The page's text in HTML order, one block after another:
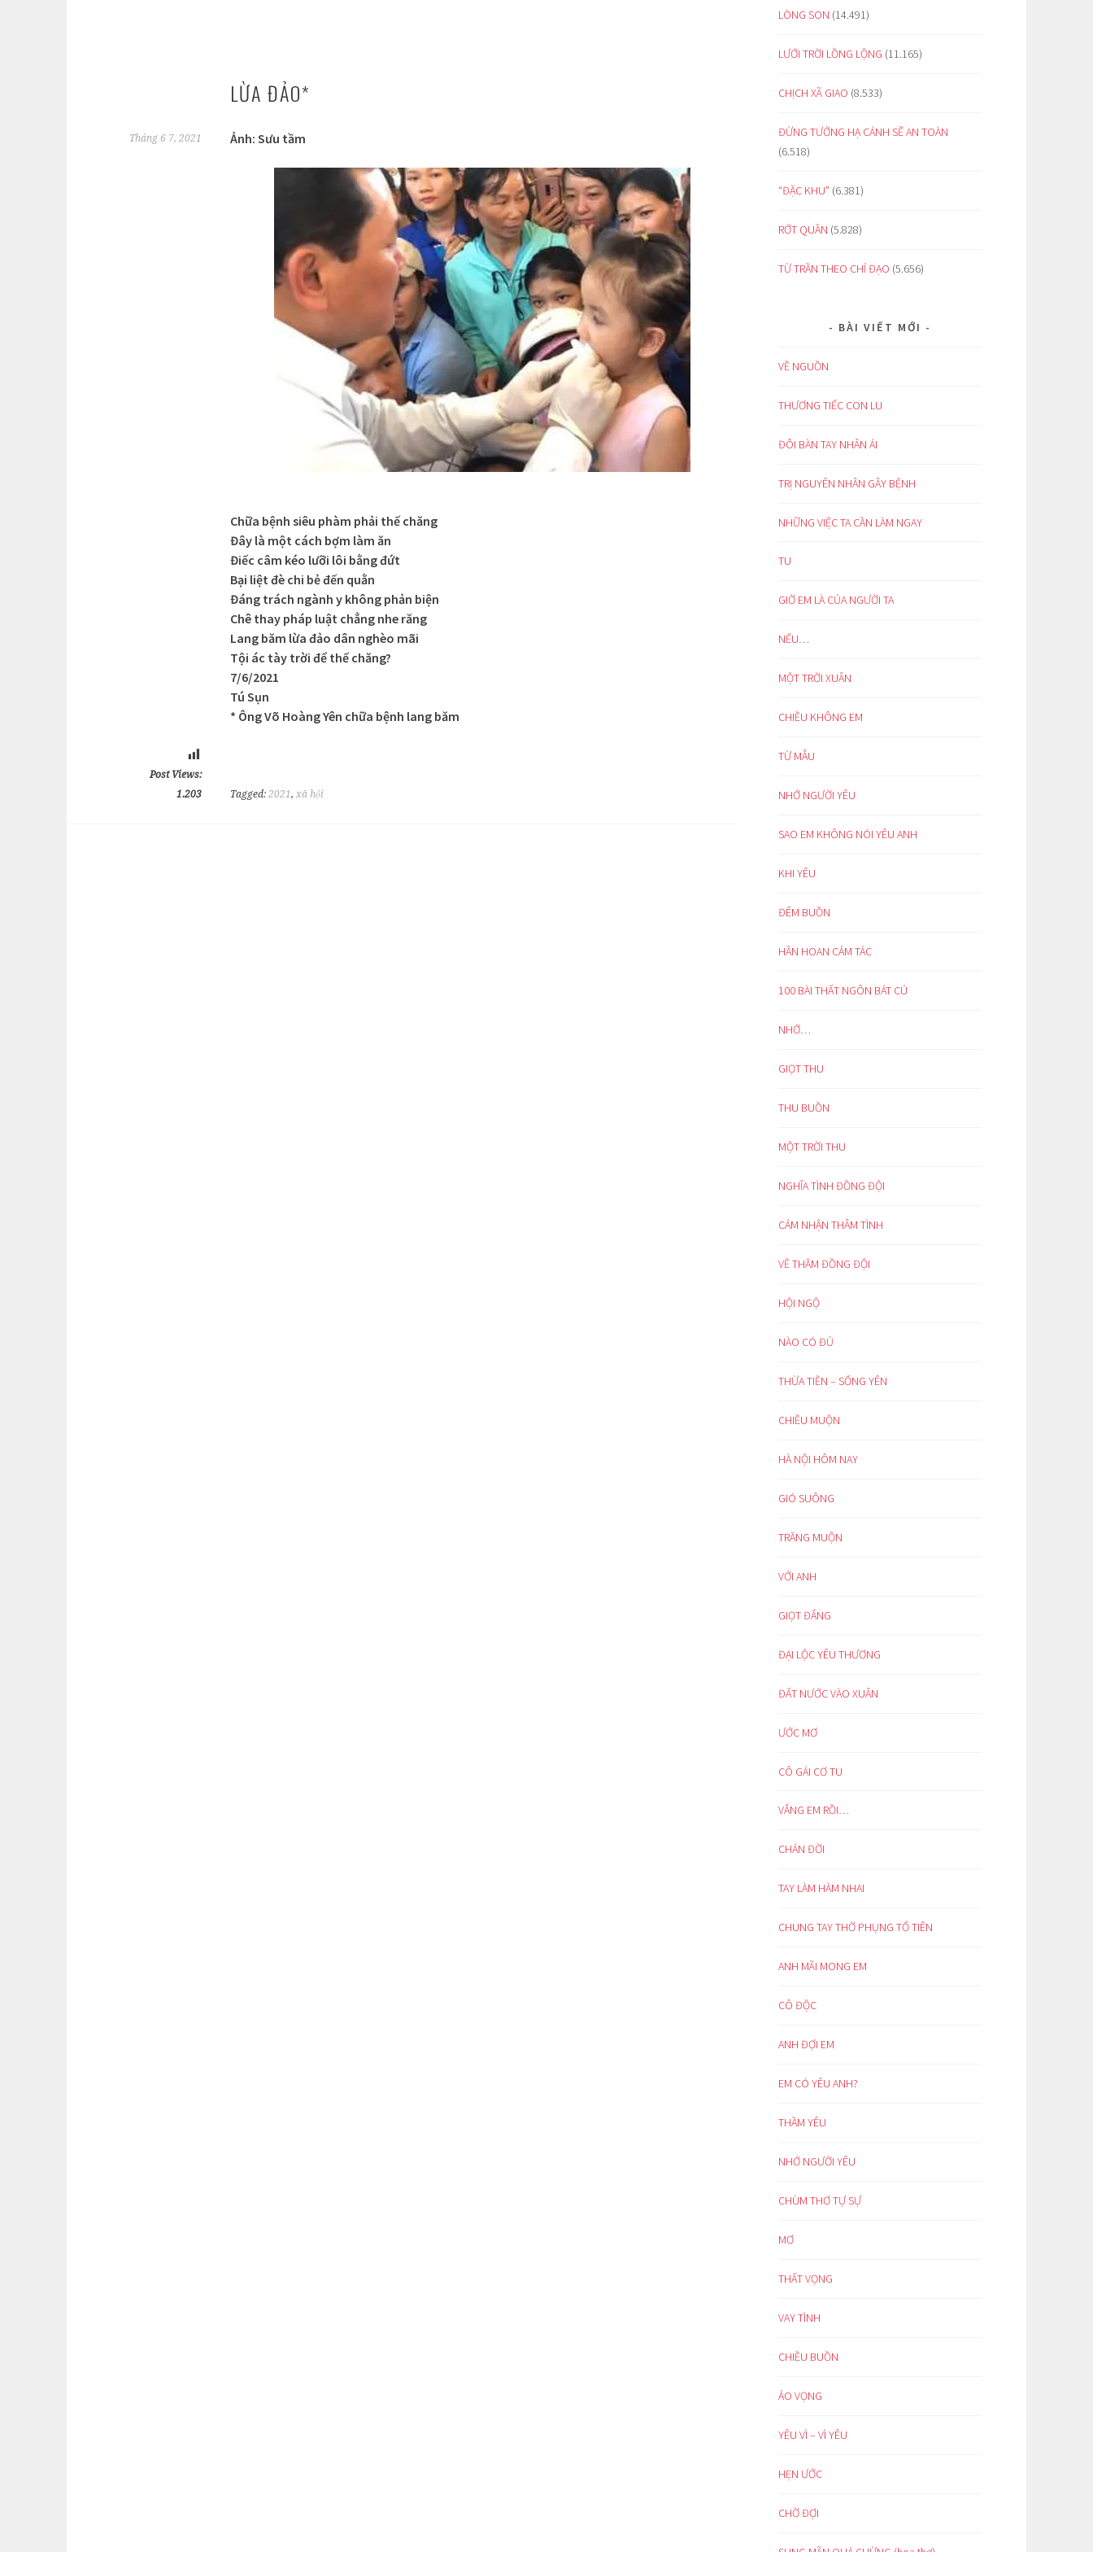
LỪA ĐẢO*
Tháng 6 7, 2021 Ảnh: Sưu tầm
Chữa bệnh siêu phàm phải thế chăng
Đây là một cách bợm làm ăn
Điếc câm kéo lưỡi lôi bằng đứt
Bại liệt đè chi bẻ đến quằn
Đáng trách ngành y không phản biện
Chê thay pháp luật chẳng nhe răng
Lang băm lừa đảo dân nghèo mãi
Tội ác tày trời để thế chăng?
7/6/2021
Tú Sụn
* Ông Võ Hoàng Yên chữa bệnh lang băm
Post Views:
1.203
Tagged: 2021, xã hội
LÒNG SON (14.491)
LƯỚI TRỜI LỒNG LỘNG (11.165)
CHỊCH XÃ GIAO (8.533)
ĐỪNG TƯỞNG HẠ CÁNH SẼ AN TOÀN
(6.518)
“ĐẶC KHU” (6.381)
RỚT QUẦN (5.828)
TỪ TRẦN THEO CHỈ ĐẠO (5.656)
BÀI VIẾT MỚI
VỀ NGUỒN
THƯƠNG TIẾC CON LU
ĐÔI BÀN TAY NHÂN ÁI
TRỊ NGUYÊN NHÂN GÂY BỆNH
NHỮNG VIỆC TA CẦN LÀM NGAY
TU
GIỜ EM LÀ CỦA NGƯỜI TA
NẾU…
MỘT TRỜI XUÂN
CHIỀU KHÔNG EM
TỪ MẪU
NHỚ NGƯỜI YÊU
SAO EM KHÔNG NÓI YÊU ANH
KHI YÊU
ĐÊM BUỒN
HÂN HOAN CẢM TÁC
100 BÀI THẤT NGÔN BÁT CÚ
NHỚ…
GIỌT THU
THU BUỒN
MỘT TRỜI THU
NGHĨA TÌNH ĐỒNG ĐỘI
CẢM NHẬN THÂM TÌNH
VỀ THĂM ĐỒNG ĐỘI
HỘI NGỘ
NÀO CÓ ĐỦ
THỪA TIỀN – SỐNG YÊN
CHIỀU MUỘN
HÀ NỘI HÔM NAY
GIÓ SUÔNG
TRĂNG MUỘN
VỚI ANH
GIỌT ĐẮNG
ĐẠI LỘC YÊU THƯƠNG
ĐẤT NƯỚC VÀO XUÂN
ƯỚC MƠ
CÔ GÁI CƠ TU
VẮNG EM RỒI…
CHÁN ĐỜI
TAY LÀM HÀM NHAI
CHUNG TAY THỜ PHỤNG TỔ TIÊN
ANH MÃI MONG EM
CÔ ĐỘC
ANH ĐỢI EM
EM CÓ YÊU ANH?
THẦM YÊU
NHỚ NGƯỜI YÊU
CHÙM THƠ TỰ SỰ
MƠ
THẤT VỌNG
VAY TÌNH
CHIỀU BUỒN
ẢO VỌNG
YÊU VÌ – VÌ YÊU
HẸN ƯỚC
CHỜ ĐỢI